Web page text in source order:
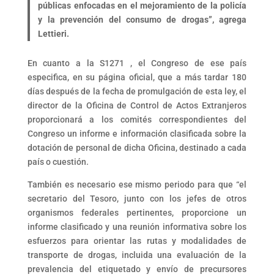
públicas enfocadas en el mejoramiento de la policía
y la prevención del consumo de drogas”, agrega
Lettieri.
En cuanto a la S1271 , el Congreso de ese país
especifica, en su página oficial, que a más tardar 180
días después de la fecha de promulgación de esta ley, el
director de la Oficina de Control de Actos Extranjeros
proporcionará a los comités correspondientes del
Congreso un informe e información clasificada sobre la
dotación de personal de dicha Oficina, destinado a cada
país o cuestión.
También es necesario ese mismo periodo para que “el
secretario del Tesoro, junto con los jefes de otros
organismos federales pertinentes, proporcione un
informe clasificado y una reunión informativa sobre los
esfuerzos para orientar las rutas y modalidades de
transporte de drogas, incluida una evaluación de la
prevalencia del etiquetado y envío de precursores